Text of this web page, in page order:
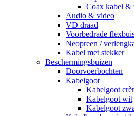
Coax kabel &
Audio & video
VD draad
Voorbedrade
Neopreen /
Kabel met stekker
Beschermingsbuizen
Doorvoerbochten
Kabelgoot
Kabelgoot
Kabelgoot wit
Kabelgoot